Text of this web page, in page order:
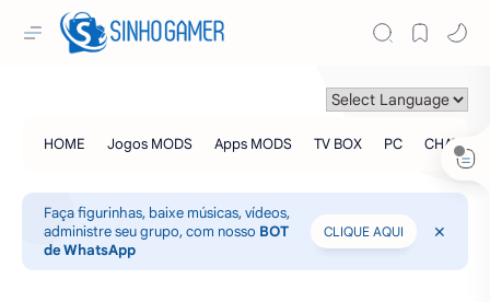
Faça figurinhas, baixe músicas, vídeos,
administre seu grupo, com nosso BOT
de WhatsApp
CLIQUE AQUI